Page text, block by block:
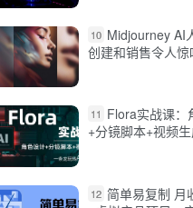
10 Midjourney AI
创建和销售令人惊
11 Flora实战课：
+分镜脚本+视频
12 简单易复制 月